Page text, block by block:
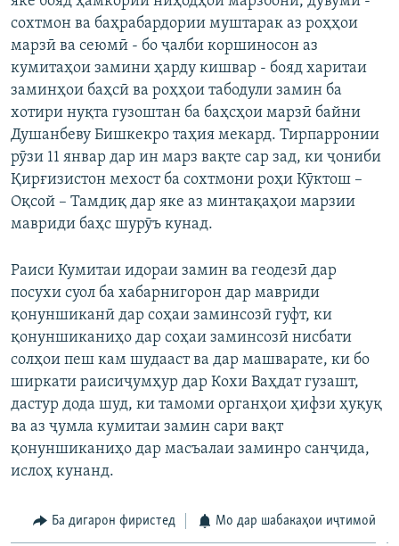
сохтмон ва баҳрабардории муштарак аз роҳҳои
марзӣ ва сеюмӣ - бо ҷалби коршиносон аз
кумитаҳои замини ҳарду кишвар - бояд харитаи
заминҳои баҳсӣ ва роҳҳои табодули замин ба
хотири нуқта гузоштан ба баҳсҳои марзӣ байни
Душанбеву Бишкекро таҳия мекард. Тирпарронии
рӯзи 11 январ дар ин марз вақте сар зад, ки ҷониби
Қирғизистон мехост ба сохтмони роҳи Кӯктош –
Оқсой – Тамдиқ дар яке аз минтақаҳои марзии
мавриди баҳс шурӯъ кунад.
Раиси Кумитаи идораи замин ва геодезӣ дар
посухи суол ба хабарнигорон дар мавриди
қонуншиканӣ дар соҳаи заминсозӣ гуфт, ки
қонуншиканиҳо дар соҳаи заминсозӣ нисбати
солҳои пеш кам шудааст ва дар машварате, ки бо
ширкати раисиҷумҳур дар Кохи Ваҳдат гузашт,
дастур дода шуд, ки тамоми органҳои ҳифзи ҳуқуқ
ва аз ҷумла кумитаи замин сари вақт
қонуншиканиҳо дар масъалаи заминро санҷида,
ислоҳ кунанд.
Ба дигарон фиристед Мо дар шабакаҳои иҷтимоӣ